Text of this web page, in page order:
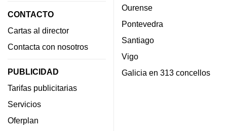
CONTACTO
Cartas al director
Contacta con nosotros
PUBLICIDAD
Tarifas publicitarias
Servicios
Oferplan
Ourense
Pontevedra
Santiago
Vigo
Galicia en 313 concellos